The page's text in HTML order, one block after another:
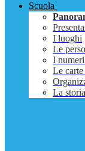
Scuola
I luoghi
Le
I
Le
La storia